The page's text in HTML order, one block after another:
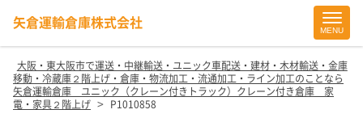
矢倉運輸倉庫株式会社
MENU
大阪・東大阪市で運送・中継輸送・ユニック車配送・建材・木材輸送・金庫
移動・冷蔵庫２階上げ・倉庫・物流加工・流通加工・ライン加工のことなら
矢倉運輸倉庫 ユニック（クレーン付きトラック）クレーン付き倉庫 家
電・家具２階上げ
> P1010858
Site
Footer